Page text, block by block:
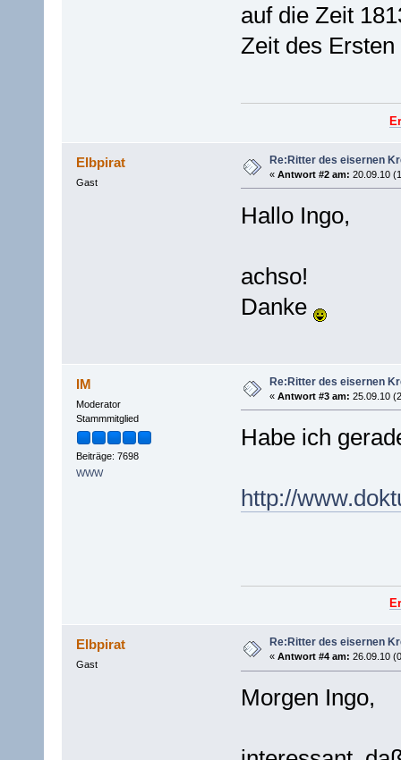
auf die Zeit
Zeit des
Elbpirat
Gast
Re:Ritter des eisernen
« Antwort #2 am: 20.09.10
Hallo Ingo,
achso!
Danke
IM
Moderator
Stammmitglied
Beiträge: 7698
WWW
Re:Ritter des eisernen
« Antwort #3 am: 25.09.10
Habe ich
http://
Elbpirat
Gast
Re:Ritter des eisernen
« Antwort #4 am: 26.09.10
Morgen Ingo,